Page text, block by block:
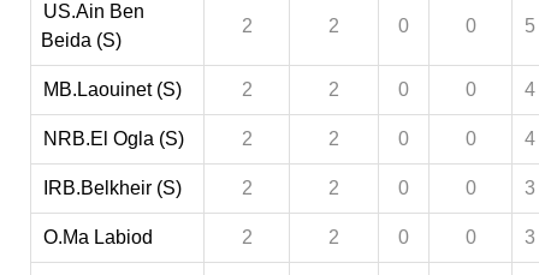
US.Ain Ben
Beida (S)
2 2 0 0 5
MB.Laouinet (S) 2 2 0 0 4
NRB.El Ogla (S) 2 2 0 0 4
IRB.Belkheir (S) 2 2 0 0 3
O.Ma Labiod 2 2 0 0 3